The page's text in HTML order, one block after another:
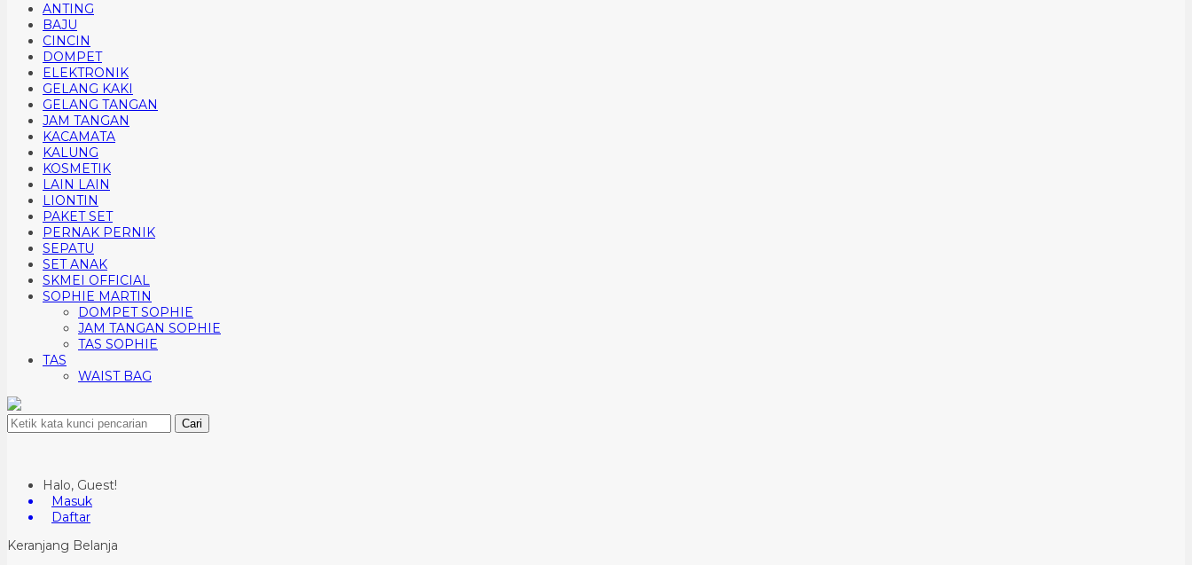
ANTING
BAJU
CINCIN
DOMPET
ELEKTRONIK
GELANG KAKI
GELANG TANGAN
JAM TANGAN
KACAMATA
KALUNG
KOSMETIK
LAIN LAIN
LIONTIN
PAKET SET
PERNAK PERNIK
SEPATU
SET ANAK
SKMEI OFFICIAL
SOPHIE MARTIN
DOMPET SOPHIE
JAM TANGAN SOPHIE
TAS SOPHIE
TAS
WAIST BAG
Cari
Halo, Guest!
Masuk
Daftar
Keranjang Belanja